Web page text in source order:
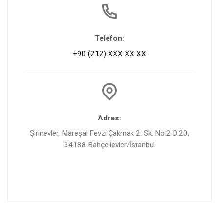
Telefon:
+90 (212) XXX XX XX
Adres:
Şirinevler, Mareşal Fevzi Çakmak 2. Sk. No:2 D:20,
34188 Bahçelievler/İstanbul